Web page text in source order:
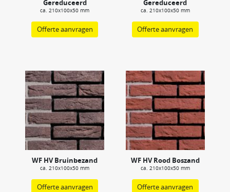
Gereduceerd
ca. 210x100x50 mm
Offerte aanvragen
Gereduceerd
ca. 210x100x50 mm
Offerte aanvragen
WF HV Bruinbezand
ca. 210x100x50 mm
Offerte aanvragen
WF HV Rood Boszand
ca. 210x100x50 mm
Offerte aanvragen